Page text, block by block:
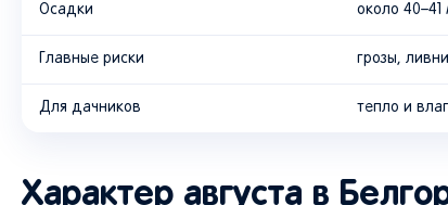
Осадки около
Главные риски грозы,
Для дачников тепло и
Характер августа в